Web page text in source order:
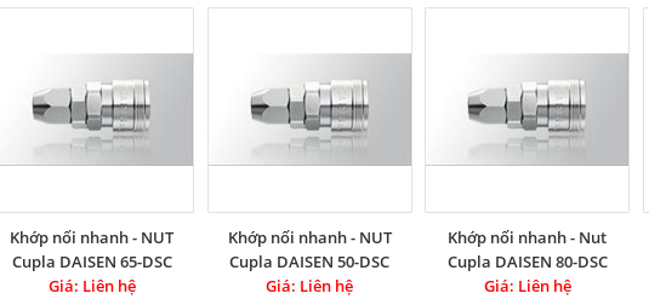
Khớp nối nhanh - NUT
Cupla DAISEN 65-DSC
Giá: Liên hệ
Khớp nối nhanh - NUT
Cupla DAISEN 50-DSC
Giá: Liên hệ
Khớp nối nhanh - Nut
Cupla DAISEN 80-DSC
Giá: Liên hệ